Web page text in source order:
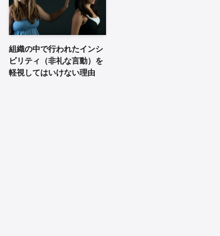
組織の中で行われたインシ
ビリティ（非礼な言動）を
軽視してはいけない理由